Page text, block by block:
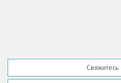
Свяжитесь